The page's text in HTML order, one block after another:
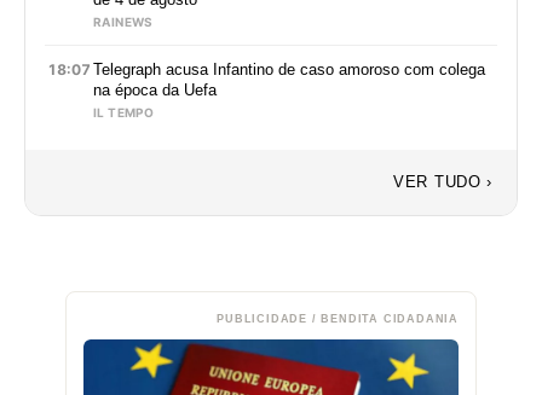
RAINEWS
18:07 Telegraph acusa Infantino de caso amoroso com colega
na época da Uefa
IL TEMPO
VER TUDO ›
PUBLICIDADE / BENDITA CIDADANIA